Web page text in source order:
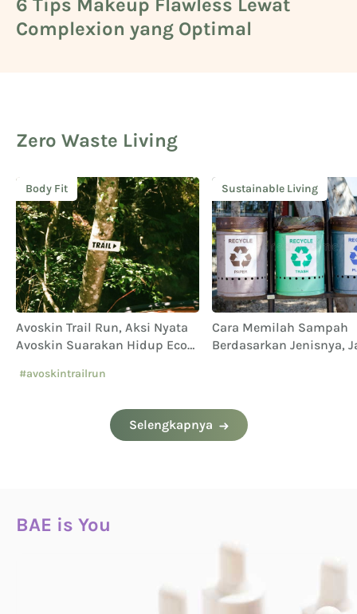
6 Tips Makeup Flawless Lewat
Complexion yang Optimal
Cara Mengetahui Warna Kulit
Kuning Langsat
5 Deretan Basic Skincare untuk
Cowok
Zero Waste Living
Body Fit
Avoskin Trail Run, Aksi Nyata
Avoskin Suarakan Hidup Eco
#avoskintrailrun
Sustainable Living
Cara Memilah Sampah
Berdasarkan Jenisnya,
Selengkapnya
BAE is You